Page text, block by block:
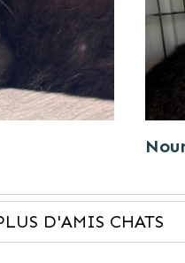
D'AMIS CHATS